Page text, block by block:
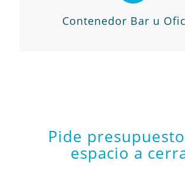
Contenedor Bar u
Pide
espacio a